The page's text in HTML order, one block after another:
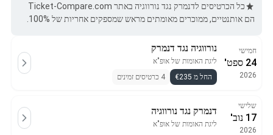
כל הכרטיסים לדנמרק נגד נורווגיה באתר Ticket-Compare.com
הם אותנטיים, ממוכרים מאומתים מראש שמספקים אחריות של 100%.
חמישי
24 ספט'
2026
נורווגיה נגד דנמרק
ליגת האומות של אופ"א
החל מ €235
4 כרטיסים זמינים
שלישי
17 נוב'
2026
דנמרק נגד נורווגיה
ליגת האומות של אופ"א